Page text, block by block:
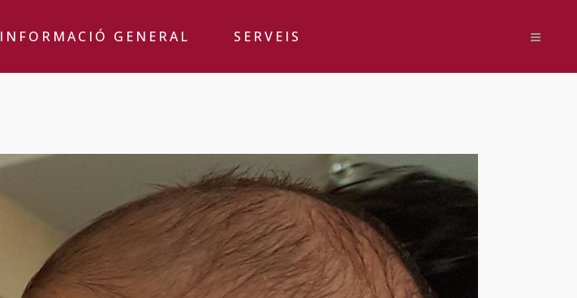
INFORMACIÓ GENERAL SERVEIS